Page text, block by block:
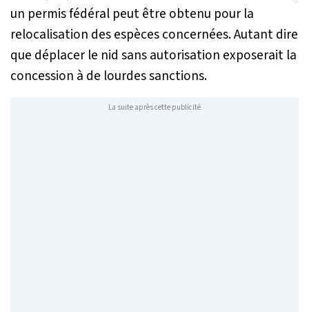
un permis fédéral peut être obtenu pour la
relocalisation des espèces concernées. Autant dire
que déplacer le nid sans autorisation exposerait la
concession à de lourdes sanctions.
La suite après cette publicité